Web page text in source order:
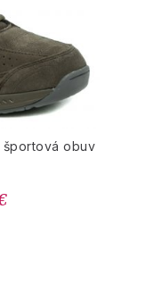
športová obuv